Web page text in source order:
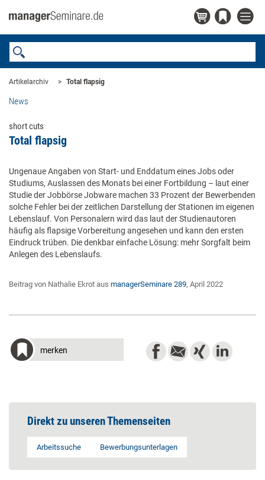
Artikelarchiv Total flapsig
News
short cuts
Total flapsig
Ungenaue Angaben von Start- und Enddatum eines Jobs oder
Studiums, Auslassen des Monats bei einer Fortbildung – laut einer
Studie der Jobbörse Jobware machen 33 Prozent der Bewerbenden
solche Fehler bei der zeitlichen Darstellung der Stationen im eigenen
Lebenslauf. Von Personalern wird das laut der Studienautoren
häufig als flapsige Vorbereitung angesehen und kann den ersten
Eindruck trüben. Die denkbar einfache Lösung: mehr Sorgfalt beim
Anlegen des Lebenslaufs.
Beitrag von Nathalie Ekrot aus managerSeminare 289, April 2022
merken
Direkt zu unseren Themenseiten
Arbeitssuche Bewerbungsunterlagen